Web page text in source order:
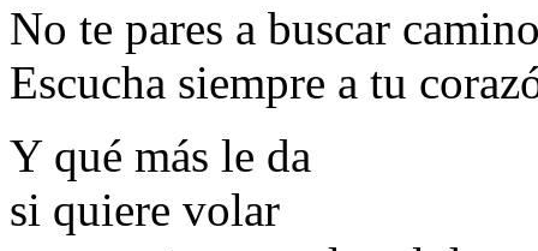
No te pares a buscar
Escucha siempre a tu
Y qué más le da
si quiere volar